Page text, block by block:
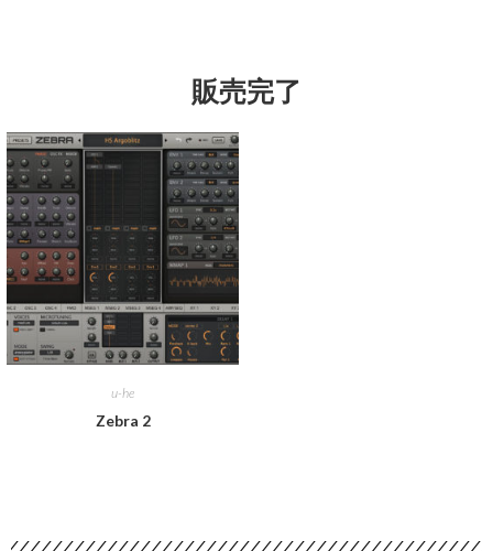
販売完了
u-he
Zebra 2